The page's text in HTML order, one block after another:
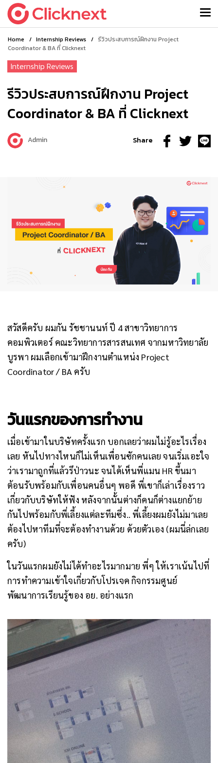
Home / Internship Reviews / รีวิวประสบการณ์ฝึกงาน Project
Coordinator & BA ที่ Clicknext
Internship Reviews
รีวิวประสบการณ์ฝึกงาน Project
Coordinator & BA ที่ Clicknext
Admin Share
สวัสดีครับ ผมกัน รัชชานนท์ ปี 4 สาขาวิทยาการ
คอมพิวเตอร์ คณะวิทยาการสารสนเทศ จากมหาวิทยาลัย
บูรพา ผมเลือกเข้ามาฝึกงานตำแหน่ง Project
Coordinator / BA ครับ
วันแรกของการทำงาน
เมื่อเข้ามาในบริษัทครั้งแรก บอกเลยว่าผมไม่รู้อะไรเรื่อง
เลย หันไปทางไหนก็ไม่เห็นเพื่อนซักคนเลย จนเริ่มเอะใจ
ว่าเรามาถูกที่แล้วรึป่าวนะ จนได้เห็นพี่แมน HR ขึ้นมา
ต้อนรับพร้อมกับเพื่อนคนอื่นๆ พอดี พี่เขาก็เล่าเรื่องราว
เกี่ยวกับบริษัทให้ฟัง หลังจากนั้นต่างก็คนก็ต่างแยกย้าย
กันไปพร้อมกับพี่เลี้ยงแต่ละทีมซึ่ง.. พี่เลี้ยงผมยังไม่มาเลย
ต้องไปหาทีมที่จะต้องทำงานด้วย ด้วยตัวเอง (ผมนี่ล่กเลย
ครับ)
ในวันแรกผมยังไม่ได้ทำอะไรมากมาย พี่ๆ ให้เราเน้นไปที่
การทำความเข้าใจเกี่ยวกับโปรเจค กิจกรรมศูนย์
พัฒนาการเรียนรู้ของ อย. อย่างแรก